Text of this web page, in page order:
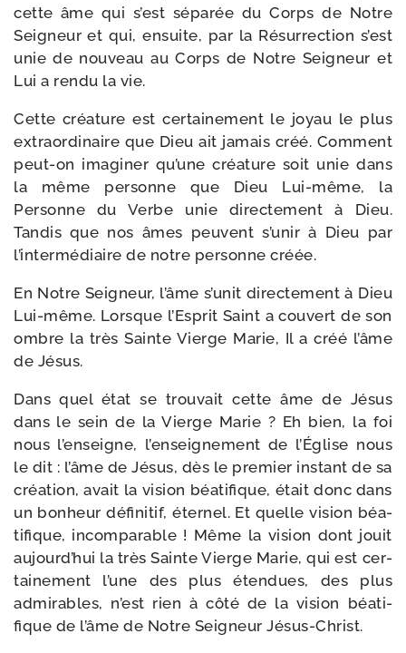
cette âme qui s’est sépa­rée du Corps de Notre
Seigneur et qui, ensuite, par la Résurrection s’est
unie de nou­veau au Corps de Notre Seigneur et
Lui a ren­du la vie.
Cette créa­ture est cer­tai­ne­ment le joyau le plus
extra­or­di­naire que Dieu ait jamais créé. Comment
peut-​on ima­gi­ner qu’une créa­ture soit unie dans
la même per­sonne que Dieu Lui-​même, la
Personne du Verbe unie direc­te­ment à Dieu.
Tandis que nos âmes peuvent s’unir à Dieu par
l’intermédiaire de notre per­sonne créée.
En Notre Seigneur, l’âme s’unit direc­te­ment à Dieu
Lui-​même. Lorsque l’Esprit Saint a cou­vert de son
ombre la très Sainte Vierge Marie, Il a créé l’âme
de Jésus.
Dans quel état se trou­vait cette âme de Jésus
dans le sein de la Vierge Marie ? Eh bien, la foi
nous l’enseigne, l’enseignement de l’Église nous
le dit : l’âme de Jésus, dès le pre­mier ins­tant de sa
créa­tion, avait la vision béa­ti­fique, était donc dans
un bon­heur défi­ni­tif, éter­nel. Et quelle vision béa­
ti­fique, incom­pa­rable ! Même la vision dont jouit
aujourd’hui la très Sainte Vierge Marie, qui est cer­
tai­ne­ment l’une des plus éten­dues, des plus
admi­rables, n’est rien à côté de la vision béa­ti­
fique de l’âme de Notre Seigneur Jésus-Christ.